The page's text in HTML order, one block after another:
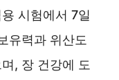
시험에서 7일
유력과 위산도
, 장 건강에 도